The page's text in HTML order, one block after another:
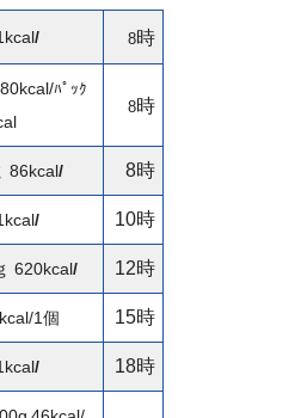
/ 8時
ﾊﾟｯｸ
8時
86kcal/ 8時
/ 10時
620kcal/ 12時
1個 15時
/ 18時